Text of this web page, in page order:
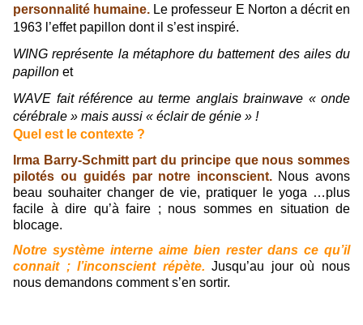
personnalité humaine. Le professeur E Norton a décrit en
1963 l’effet papillon dont il s’est inspiré.
WING représente la métaphore du battement des ailes du
papillon et
WAVE fait référence au terme anglais brainwave « onde
cérébrale » mais aussi « éclair de génie » !
Quel est le contexte ?
Irma Barry-Schmitt part du principe que nous sommes
pilotés ou guidés par notre inconscient. Nous avons
beau souhaiter changer de vie, pratiquer le yoga …plus
facile à dire qu’à faire ; nous sommes en situation de
blocage.
Notre système interne aime bien rester dans ce qu’il
connait ; l’inconscient répète. Jusqu’au jour où nous
nous demandons comment s’en sortir.